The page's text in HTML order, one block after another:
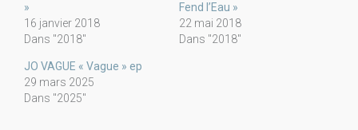
»
16 janvier 2018
Dans "2018"
Fend l’Eau »
22 mai 2018
Dans "2018"
JO VAGUE « Vague » ep
29 mars 2025
Dans "2025"